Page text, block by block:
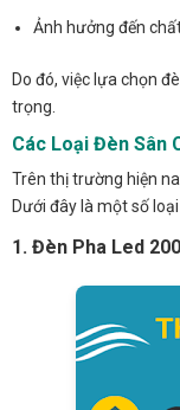
Ảnh hưởng đến
Do đó, việc lựa chọn
trọng.
Các Loại Đèn Sân
Trên thị trường hiện
Dưới đây là một số
1. Đèn Pha Led